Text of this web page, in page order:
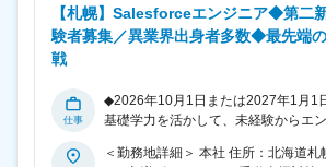
把握や課題の抽出などの最上流工程
義/設計/開発/運用支援までを一貫して
ンサルティングから提案、設計、開
グ、両輪のスキルを高めることが可能。 ■配属先情
社員の9割がエンジニア。北海道内の
く、首都圏や東北、九州など全国各
あくまでも目安の金額であり、選考
能性があります。 月給(月額)は固定手
【札幌】Salesforceエンジニア◆第二
験者募集／異業界出身者多数◆最先端
戦
◆2026年10月1日または2027年1月1
基礎学力を活かして、未経験からエ
導入・開発を通じたお客様の課題解
＜勤務地詳細＞ 本社 住所：北海道